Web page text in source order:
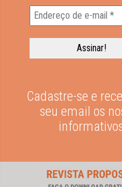
Cadastre-se e
seu email os